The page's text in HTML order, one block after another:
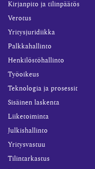
Kirjanpito ja tilinpäätös
Verotus
Yritysjuridiikka
Palkkahallinto
Henkilöstöhallinto
Työoikeus
Teknologia ja prosessit
Sisäinen laskenta
Liiketoiminta
Julkishallinto
Yritysvastuu
Tilintarkastus